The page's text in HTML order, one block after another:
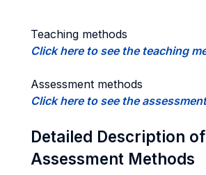
Teaching methods
Click here to see the teaching
Assessment methods
Click here to see the
Detailed Description of
Assessment Methods